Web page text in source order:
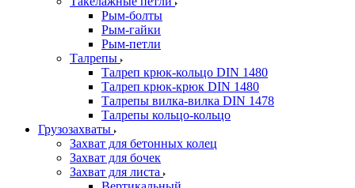
Рым-болты
Рым-гайки
Рым-петли
Талрепы
Талреп крюк-кольцо DIN 1480
Талреп крюк-крюк DIN 1480
Талрепы вилка-вилка DIN 1478
Талрепы кольцо-кольцо
Грузозахваты
Захват для бетонных колец
Захват для бочек
Захват для листа